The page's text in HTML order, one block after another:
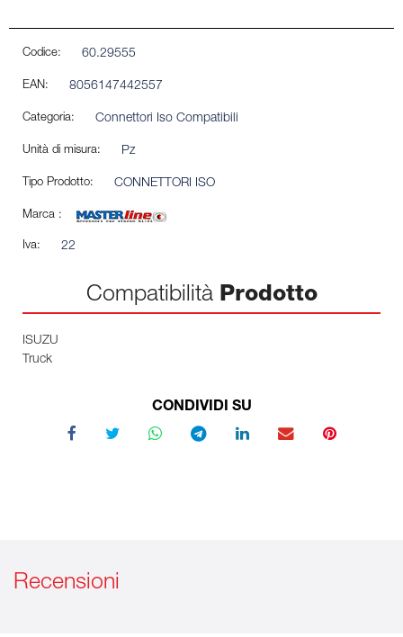
Codice: 60.29555
EAN: 8056147442557
Categoria: Connettori Iso Compatibili
Unità di misura: Pz
Tipo Prodotto: CONNETTORI ISO
Marca :
Iva: 22
Compatibilità Prodotto
ISUZU
Truck
CONDIVIDI SU
Recensioni